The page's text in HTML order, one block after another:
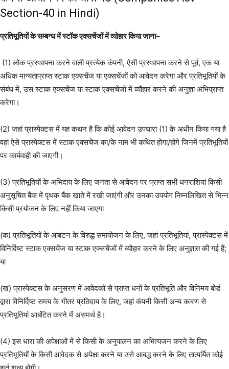
Section-40 in Hindi)
प्रतिभूतियों के सम्बन्ध में स्टॉक एक्सचेंजों में व्योहार किया जाना–
(1) लोक प्रस्थापना करने वाली प्रत्येक कंपनी, ऐसी प्रस्थापना करने से पूर्व, एक या
अधिक मान्यताप्राप्त स्टाक एक्सचेंज या एक्सचेंजों को आवेदन करेगा और प्रतिभूतियों के
संबंध में, उस स्टाक एक्सचेंज या स्टाक एक्सचेंजों में व्यौहार करने की अनुज्ञा अभिप्राप्त
करेगा।
(2) जहां प्रास्पेक्टस में यह कथन है कि कोई आवेदन उपधारा (1) के अधीन किया गया है
वहां ऐसे प्रास्पेक्टस में स्टाक एक्सचेंज का/के नाम भी कथित होगा/होंगे जिनमें प्रतिभूतियों
पर कार्यवाही की जाएगी।
(3) प्रतिभूतियों के अभिदाय के लिए जनता से आवेदन पर प्राप्त सभी धनराशियां किसी
अनुसूचित बैंक में पृथक बैंक खाते में रखी जाएंगी और उनका उपयोग निम्नलिखित से भिन्न
किसी प्रयोजन के लिए नहीं किया जाएगा
(क) प्रतिभूतियों के आबंटन के विरुद्ध समायोजन के लिए, जहां प्रतिभूतियां, प्रास्पेक्टस में
विनिर्दिष्ट स्टाक एक्सचेंज या स्टाक एक्सचेंजों में व्यौहार करने के लिए अनुज्ञात की गई हैं;
या
(ख) प्रास्पेक्टस के अनुसरण में आवेदकों से प्राप्त धनों के प्रतिभूति और विनिमय बोर्ड
द्वारा विनिर्दिष्ट समय के भीतर प्रतिदाय के लिए, जहां कंपनी किसी अन्य कारण से
प्रतिभूतियां आबंटित करने में असमर्थ है।
(4) इस धारा की अपेक्षाओं में से किसी के अनुपालन का अभित्यजन करने के लिए
प्रतिभूतियों के किसी आवेदक से अपेक्षा करने या उसे आबद्ध करने के लिए तात्पर्यित कोई